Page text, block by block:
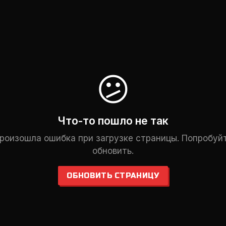
😕
Что-то пошло не так
ошибка при загрузке страницы.
обновить.
ОБНОВИТЬ СТРАНИЦУ